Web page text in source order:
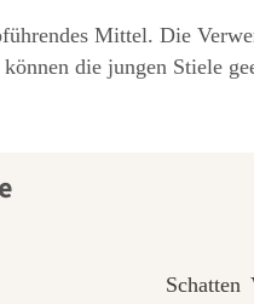
Mittel. Die
die jungen Stiele
Schatten